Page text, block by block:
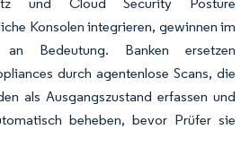
Konsolen integrieren, gewinnen im
an Bedeutung. Banken ersetzen
durch agentenlose Scans, die
als Ausgangszustand erfassen und
beheben, bevor Prüfer sie